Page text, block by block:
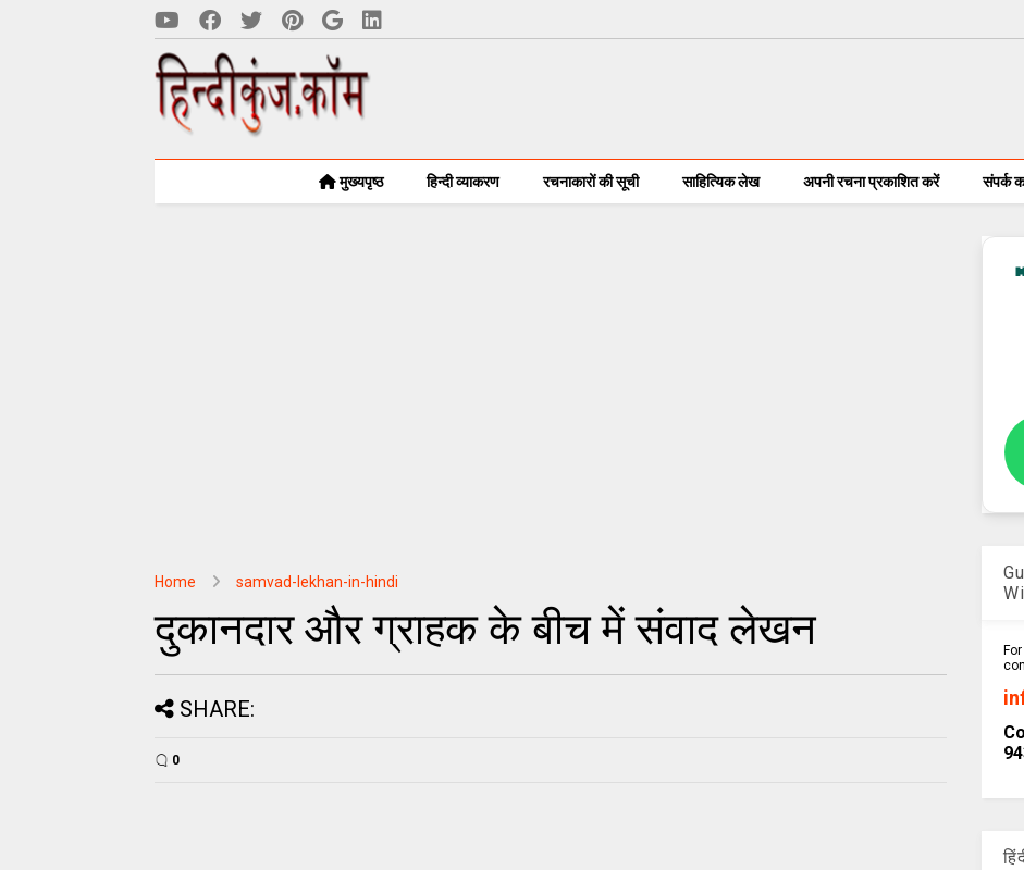
मुख्यपृष्ठ हिन्दी व्याकरण रचनाकारों की सूची साहित्यिक लेख अपनी रचना प्रकाशित करें संपर्क
Home samvad-lekhan-in-hindi
दुकानदार और ग्राहक के बीच में संवाद लेखन
SHARE:
0